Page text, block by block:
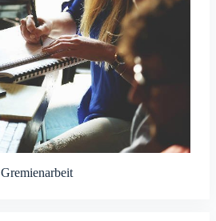
Gremienarbeit